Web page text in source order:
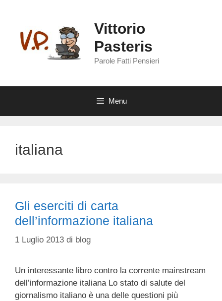
contenuto
Vittorio
Pasteris
Parole Fatti Pensieri
Menu
italiana
Gli eserciti di carta
dell’informazione italiana
1 Luglio 2013 di blog
Un interessante libro contro la corrente mainstream
dell’informazione italiana Lo stato di salute del
giornalismo italiano è una delle questioni più